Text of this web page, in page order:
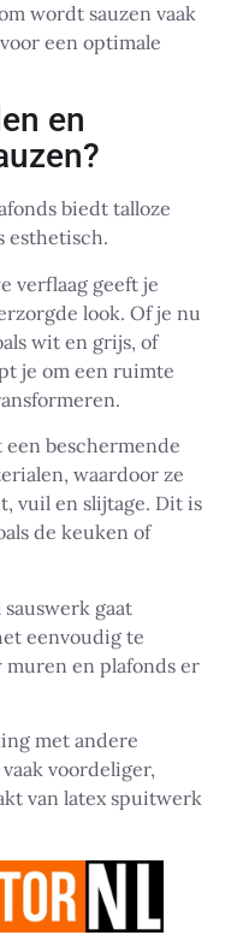
wordt sauzen vaak
een optimale
en
biedt talloze
esthetisch.
verflaag geeft je
look. Of je nu
wit en grijs, of
je om een ruimte
beschermende
waardoor ze
vuil en slijtage. Dit is
de keuken of
gaat
eenvoudig te
en plafonds er
met andere
voordeliger,
van latex spuitwerk